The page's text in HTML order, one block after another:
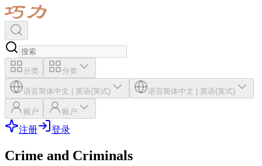
分类 分类
语言简体中文 | 英语(英式) 语言简体中文 | 英语(英式)
账户 账户
注册 登录
Crime and Criminals